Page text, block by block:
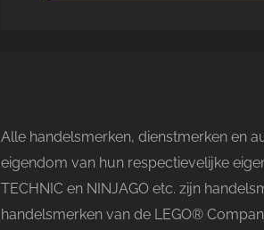
Alle handelsmerken, dienstmerken en
eigendom van hun respectievelijke
TECHNIC en NINJAGO etc. zijn
handelsmerken van de LEGO®